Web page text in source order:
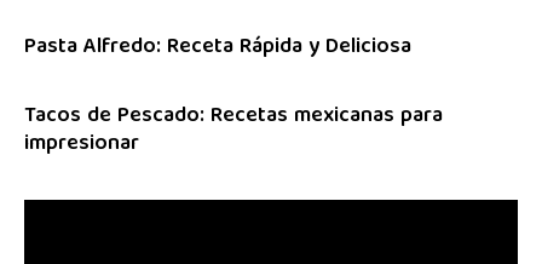
Pasta Alfredo: Receta Rápida y Deliciosa
Tacos de Pescado: Recetas mexicanas para
impresionar